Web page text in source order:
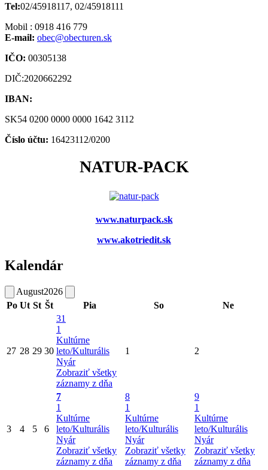
Tel:02/45918117, 02/45918111
Mobil : 0918 416 779
E-mail: obec@obecturen.sk
IČO: 00305138
DIČ:2020662292
IBAN:
SK54 0200 0000 0000 1642 3112
Číslo účtu: 16423112/0200
NATUR-PACK
www.naturpack.sk
www.akotriedit.sk
Kalendár
August2026
Po Ut St Št Pia So Ne
27 28 29 30
31
1
Kultúrne
leto/Kulturális
Nyár
Zobraziť všetky
záznamy z dňa
1 2
3 4 5 6
7
1
Kultúrne
leto/Kulturális
Nyár
Zobraziť všetky
záznamy z dňa
8
1
Kultúrne
leto/Kulturális
Nyár
Zobraziť všetky
záznamy z dňa
9
1
Kultúrne
leto/Kulturális
Nyár
Zobraziť všetky
záznamy z dňa